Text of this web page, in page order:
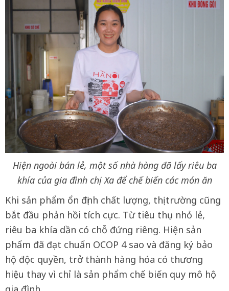
Hiện ngoài bán lẻ, một số nhà hàng đã lấy riêu ba
khía của gia đình chị Xa để chế biến các món ăn
Khi sản phẩm ổn định chất lượng, thị trường cũng
bắt đầu phản hồi tích cực. Từ tiêu thụ nhỏ lẻ,
riêu ba khía dần có chỗ đứng riêng. Hiện sản
phẩm đã đạt chuẩn OCOP 4 sao và đăng ký bảo
hộ độc quyền, trở thành hàng hóa có thương
hiệu thay vì chỉ là sản phẩm chế biến quy mô hộ